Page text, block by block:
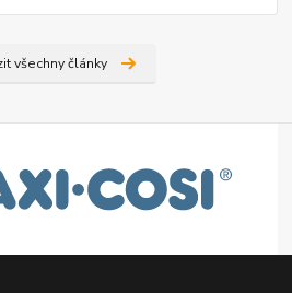
všechny články